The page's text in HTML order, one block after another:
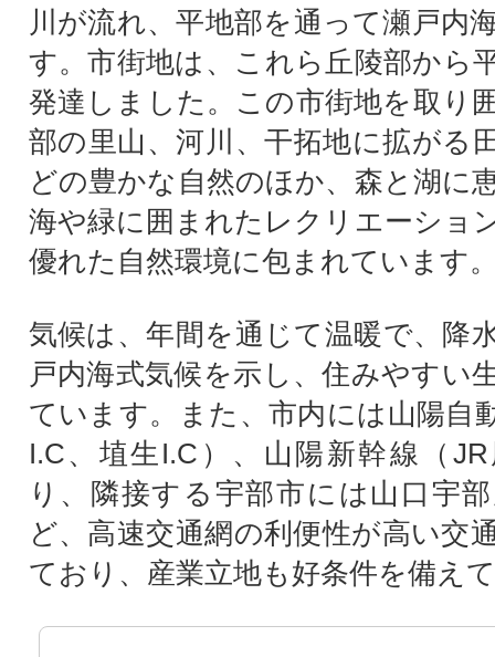
川が流れ、平地部を通って瀬戸内
す。市街地は、これら丘陵部から
発達しました。この市街地を取り
部の里山、河川、干拓地に拡がる
どの豊かな自然のほか、森と湖に
海や緑に囲まれたレクリエーショ
優れた自然環境に包まれています
気候は、年間を通じて温暖で、降
戸内海式気候を示し、住みやすい
ています。また、市内には山陽自
I.C、埴生I.C）、山陽新幹線（
り、隣接する宇部市には山口宇
ど、高速交通網の利便性が高い交
ており、産業立地も好条件を備え